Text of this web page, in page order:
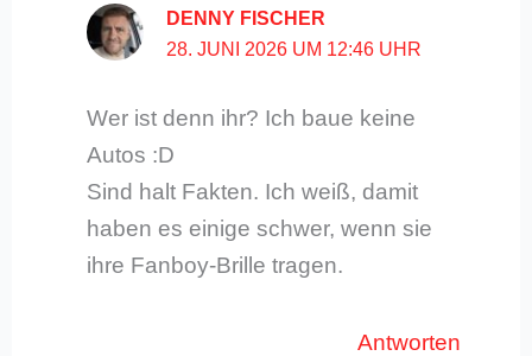
DENNY FISCHER
28. JUNI 2026 UM 12:46 UHR
Wer ist denn ihr? Ich baue keine
Autos :D
Sind halt Fakten. Ich weiß, damit
haben es einige schwer, wenn sie
ihre Fanboy-Brille tragen.
Antworten